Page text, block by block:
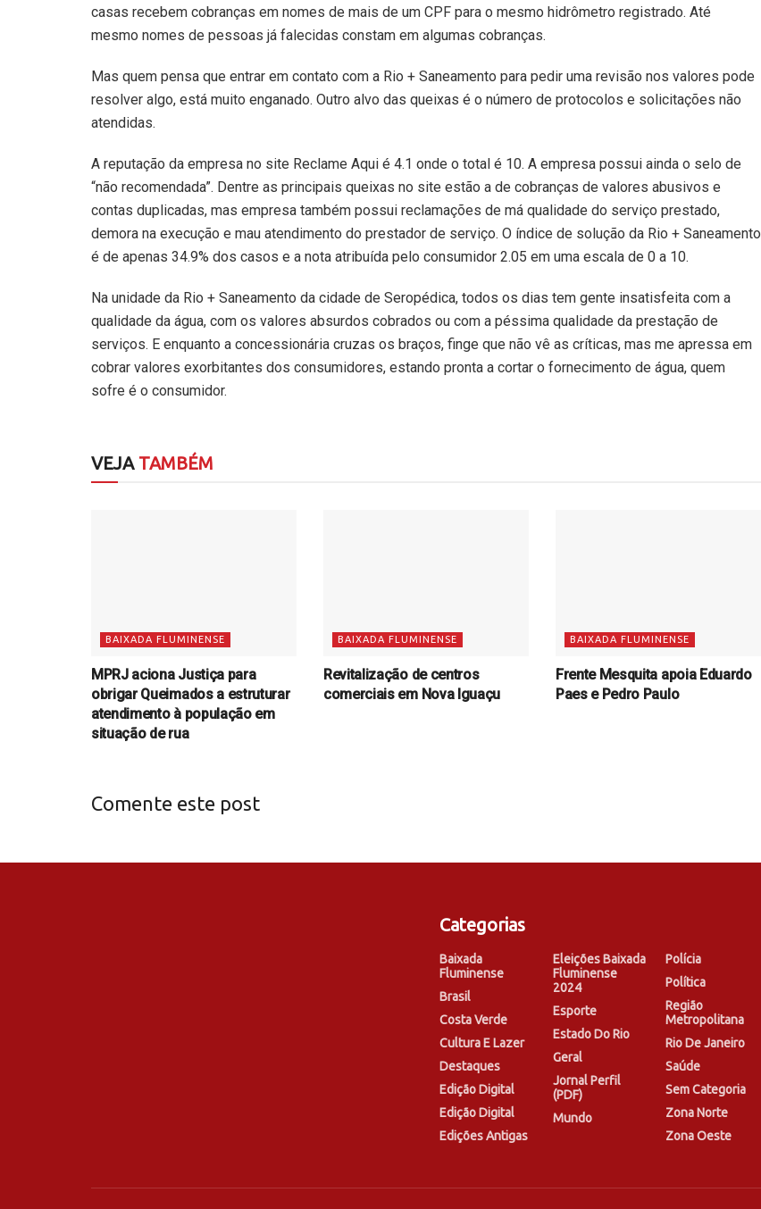
casas recebem cobranças em nomes de mais de um CPF para o mesmo hidrômetro registrado. Até
mesmo nomes de pessoas já falecidas constam em algumas cobranças.
Mas quem pensa que entrar em contato com a Rio + Saneamento para pedir uma revisão nos valores pode
resolver algo, está muito enganado. Outro alvo das queixas é o número de protocolos e solicitações não
atendidas.
A reputação da empresa no site Reclame Aqui é 4.1 onde o total é 10. A empresa possui ainda o selo de
“não recomendada”. Dentre as principais queixas no site estão a de cobranças de valores abusivos e
contas duplicadas, mas empresa também possui reclamações de má qualidade do serviço prestado,
demora na execução e mau atendimento do prestador de serviço. O índice de solução da Rio + Saneamento
é de apenas 34.9% dos casos e a nota atribuída pelo consumidor 2.05 em uma escala de 0 a 10.
Na unidade da Rio + Saneamento da cidade de Seropédica, todos os dias tem gente insatisfeita com a
qualidade da água, com os valores absurdos cobrados ou com a péssima qualidade da prestação de
serviços. E enquanto a concessionária cruzas os braços, finge que não vê as críticas, mas me apressa em
cobrar valores exorbitantes dos consumidores, estando pronta a cortar o fornecimento de água, quem
sofre é o consumidor.
VEJATAMBÉM
BAIXADA FLUMINENSE
MPRJ aciona Justiça para
obrigar Queimados a estruturar
atendimento à população em
situação de rua
BAIXADA FLUMINENSE
Revitalização de centros
comerciais em Nova Iguaçu
BAIXADA FLUMINENSE
Frente Mesquita apoia Eduardo
Paes e Pedro Paulo
Comente este post
Categorias
Baixada
Fluminense
Brasil
Costa Verde
Cultura E Lazer
Destaques
Edição Digital
Edição Digital
Edições Antigas
Eleições Baixada
Fluminense
2024
Esporte
Estado Do Rio
Geral
Jornal Perfil
(PDF)
Mundo
Polícia
Política
Região
Metropolitana
Rio De Janeiro
Saúde
Sem Categoria
Zona Norte
Zona Oeste